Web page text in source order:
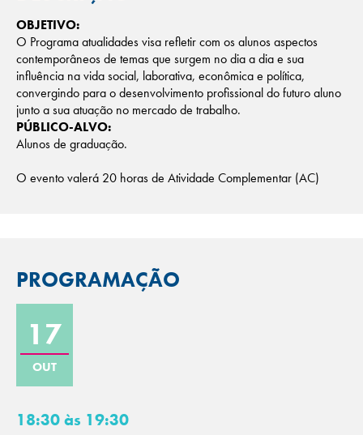
OBJETIVO:
O Programa atualidades visa refletir com os alunos aspectos
contemporâneos de temas que surgem no dia a dia e sua
influência na vida social, laborativa, econômica e política,
convergindo para o desenvolvimento profissional do futuro aluno
junto a sua atuação no mercado de trabalho.
PÚBLICO-ALVO:
Alunos de graduação.
O evento valerá 20 horas de Atividade Complementar (AC)
PROGRAMAÇÃO
17
OUT
18:30 às 19:30